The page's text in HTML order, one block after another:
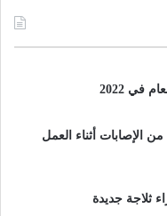
الإصابات أثناء العمل
ثلاجة جديدة